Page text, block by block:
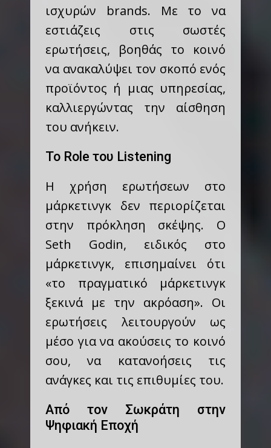
ισχυρών brands. Με το να
εστιάζεις στις σωστές
ερωτήσεις, βοηθάς το κοινό
να ανακαλύψει τον σκοπό ενός
προϊόντος ή μιας υπηρεσίας,
καλλιεργώντας την αίσθηση
του ανήκειν.
Το Role του Listening
Η χρήση ερωτήσεων στο
μάρκετινγκ δεν περιορίζεται
στην πρόκληση σκέψης. Ο
Seth Godin, ειδικός στο
μάρκετινγκ, επισημαίνει ότι
«το πραγματικό μάρκετινγκ
ξεκινά με την ακρόαση». Οι
ερωτήσεις λειτουργούν ως
μέσο για να ακούσεις το κοινό
σου, να κατανοήσεις τις
ανάγκες και τις επιθυμίες του.
Από τον Σωκράτη στην
Ψηφιακή Εποχή